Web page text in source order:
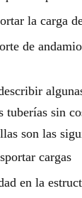
la carga
de
tuberías sin
son las
cargas
en la